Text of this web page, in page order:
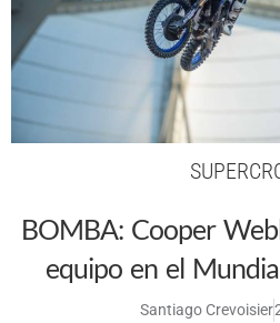
BOMBA: Cooper
equipo en el
Santiago Crevoisier